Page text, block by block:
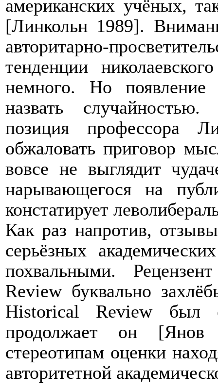
американских учёных,
[Линкольн 1989].
авторитарно-
тенденции
немного. Но
назвать
позиция профессора
обжаловать приговор
вовсе не выглядит
нарывающегося на
констатирует
Как раз напротив,
серьёзных
похвальными.
Review буквально
Historical Review был
продолжает он [Янов
стереотипам оценки
авторитетной